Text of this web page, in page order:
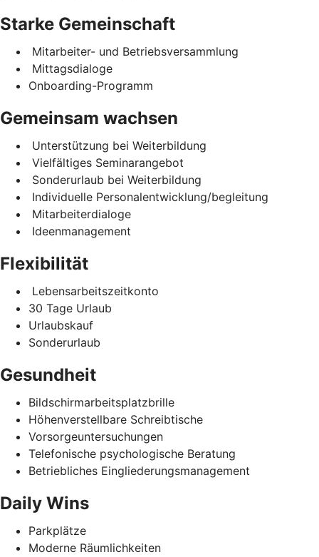
Starke Gemeinschaft
Mitarbeiter- und Betriebsversammlung
Mittagsdialoge
Onboarding-Programm
Gemeinsam wachsen
Unterstützung bei Weiterbildung
Vielfältiges Seminarangebot
Sonderurlaub bei Weiterbildung
Individuelle Personalentwicklung/begleitung
Mitarbeiterdialoge
Ideenmanagement
Flexibilität
Lebensarbeitszeitkonto
30 Tage Urlaub
Urlaubskauf
Sonderurlaub
Gesundheit
Bildschirmarbeitsplatzbrille
Höhenverstellbare Schreibtische
Vorsorgeuntersuchungen
Telefonische psychologische Beratung
Betriebliches Eingliederungsmanagement
Daily Wins
Parkplätze
Moderne Räumlichkeiten